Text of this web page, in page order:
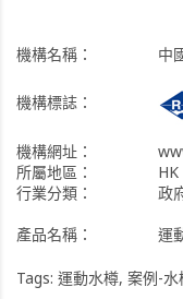
機構名稱： 中
機構標誌：
機構網址：
所屬地區：
HK
行業分類：
政
產品名稱：
運
Tags: 運動水樽, 案例-水